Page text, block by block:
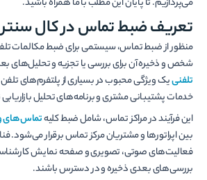
می‌­پردازیم. تا پایان این مطلب با ما همراه باشید.
تعریف ضبط تماس در کال­ سنتر
منظور از ضبط تماس، سیستمی برای ضبط مکالمات
شخص و ذخیره آن برای بررسی یا تجزیه و تحلیل­‌های
تلفنییک ویژگی محبوب در بسیاری از پلتفرم‌های
خدمات پشتیبانی مشتری و برنامه‌های تحلیل
این فرآیند در مراکز تماس، شامل ضبط کلیهتماس­‌های
بین اپراتورها و مشتریان مرکز تماس برقرار می­‌شود.
فعالیت­‌های صوتی، تصویری و صفحه نمایش
بررسی­‌های بعدی ذخیره و در دسترس باشند.